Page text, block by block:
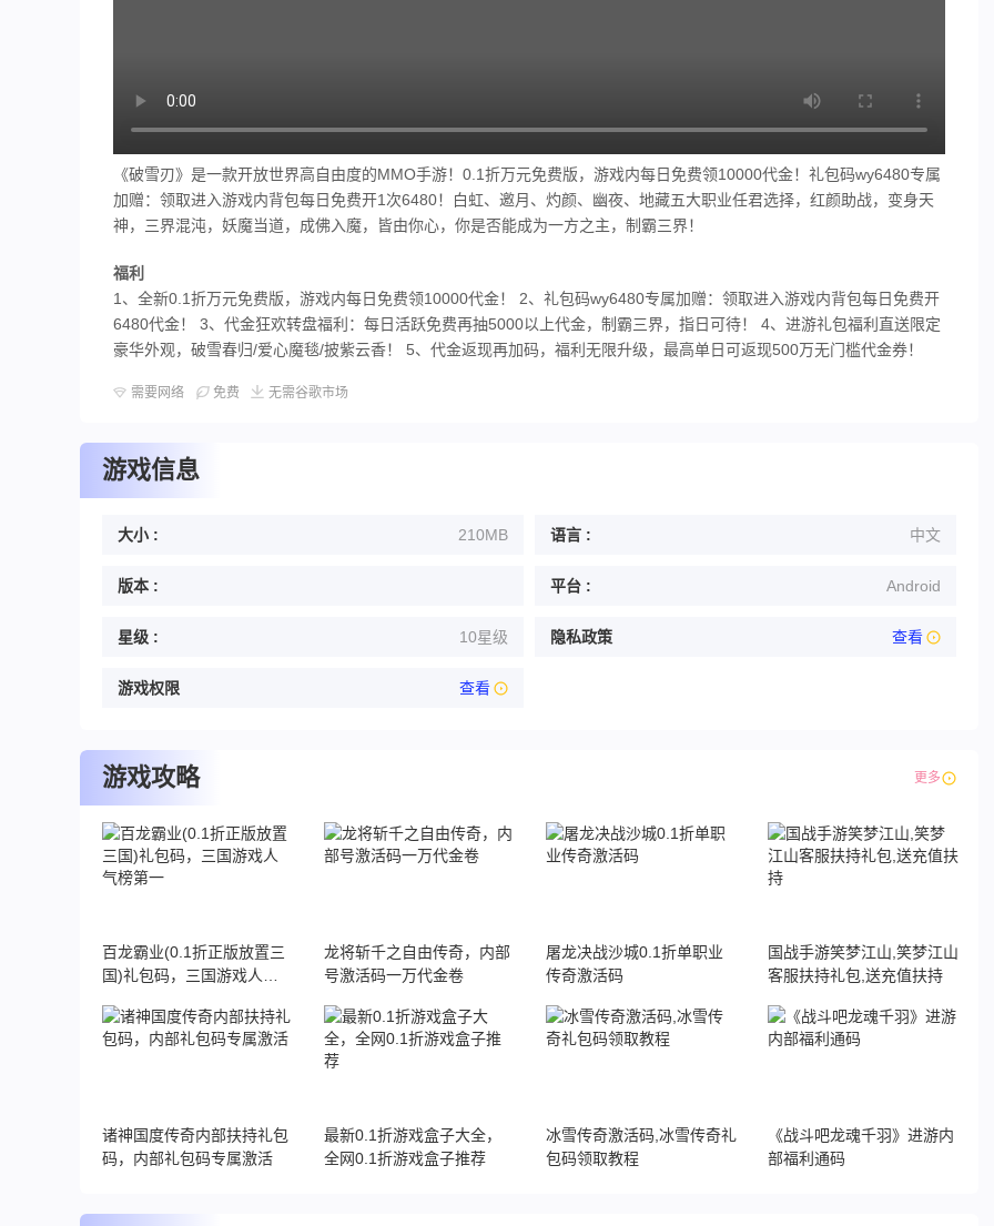
《破雪刃》是一款开放世界高自由度的MMO手游！0.1折万元免费版，游戏内每日免费领10000代金！礼包码wy6480专属
加赠：领取进入游戏内背包每日免费开1次6480！白虹、邀月、灼颜、幽夜、地藏五大职业任君选择，红颜助战，变身天
神，三界混沌，妖魔当道，成佛入魔，皆由你心，你是否能成为一方之主，制霸三界！
福利
1、全新0.1折万元免费版，游戏内每日免费领10000代金！ 2、礼包码wy6480专属加赠：领取进入游戏内背包每日免费开
6480代金！ 3、代金狂欢转盘福利：每日活跃免费再抽5000以上代金，制霸三界，指日可待！ 4、进游礼包福利直送限定
豪华外观，破雪春归/爱心魔毯/披紫云香！ 5、代金返现再加码，福利无限升级，最高单日可返现500万无门槛代金券！
需要网络 免费 无需谷歌市场
游戏信息
大小 : 210MB 语言 : 中文
版本 : 平台 : Android
星级 : 10星级 隐私政策 查看
游戏权限 查看
游戏攻略 更多
百龙霸业(0.1折正版放置三
国)礼包码，三国游戏人气
龙将斩千之自由传奇，内部
号激活码一万代金卷
屠龙决战沙城0.1折单职业
传奇激活码
国战手游笑梦江山,笑梦江山
客服扶持礼包,送充值扶持
诸神国度传奇内部扶持礼包
码，内部礼包码专属激活
最新0.1折游戏盒子大全，
全网0.1折游戏盒子推荐
冰雪传奇激活码,冰雪传奇礼
包码领取教程
《战斗吧龙魂千羽》进游内
部福利通码